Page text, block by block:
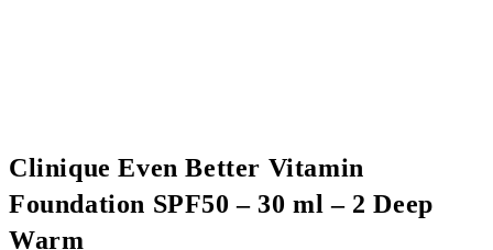
Clinique Even Better Vitamin
Foundation SPF50 – 30 ml – 2 Deep
Warm